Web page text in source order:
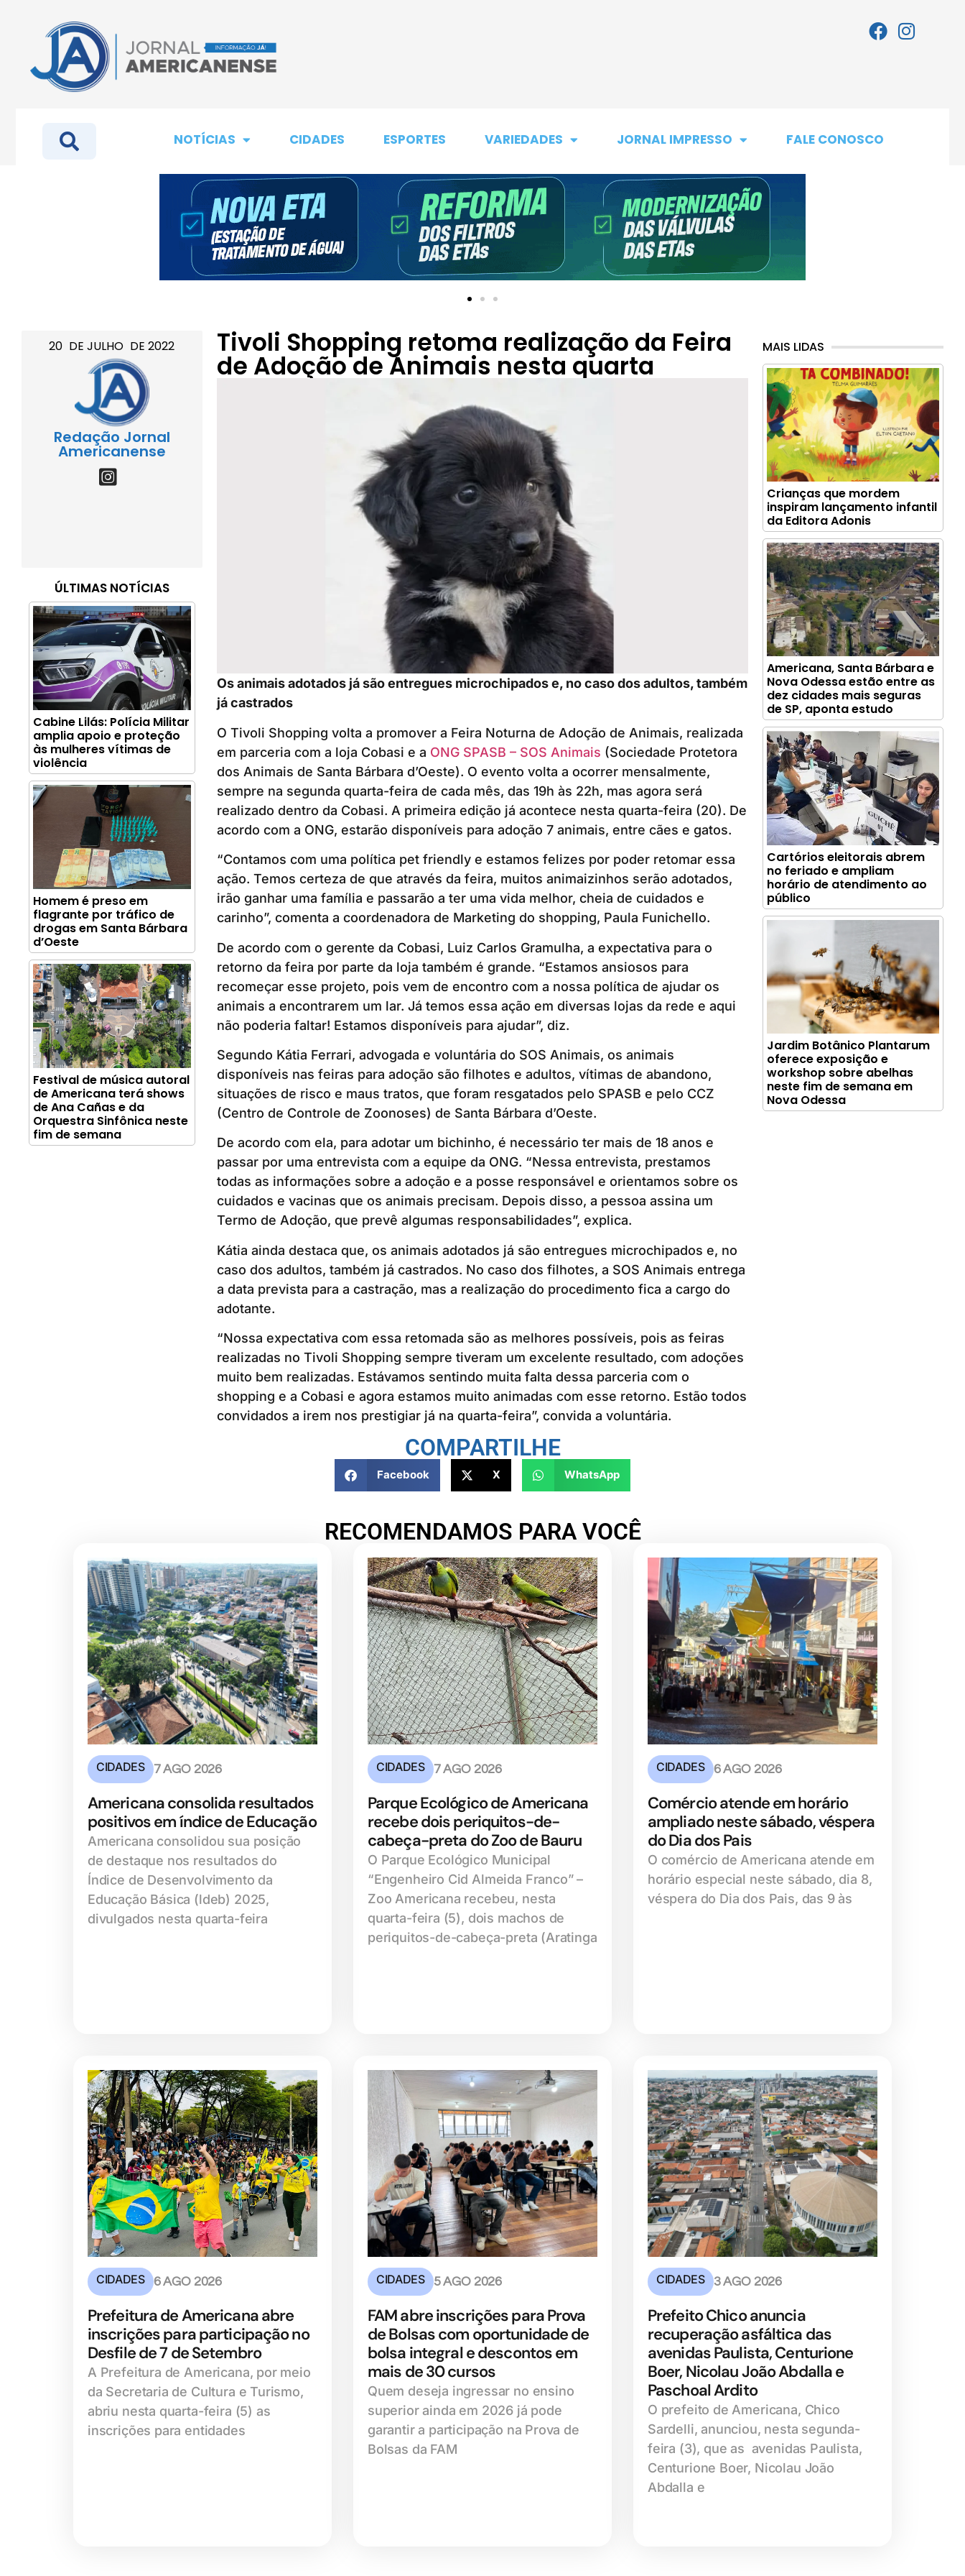
NOTÍCIAS CIDADES ESPORTES VARIEDADES JORNAL IMPRESSO FALE CONOSCO
20 DEJULHO DE2022
Redação Jornal
Americanense
ÚLTIMAS NOTÍCIAS
Cabine Lilás: Polícia Militar
amplia apoio e proteção
às mulheres vítimas de
violência
Homem é preso em
flagrante por tráfico de
drogas em Santa Bárbara
d’Oeste
Festival de música autoral
de Americana terá shows
de Ana Cañas e da
Orquestra Sinfônica neste
fim de semana
Tivoli Shopping retoma realização da Feira
de Adoção de Animais nesta quarta
Os animais adotados já são entregues microchipados e, no caso dos adultos, também
já castrados
O Tivoli Shopping volta a promover a Feira Noturna de Adoção de Animais, realizada
em parceria com a loja Cobasi e a ONG SPASB – SOS Animais (Sociedade Protetora
dos Animais de Santa Bárbara d’Oeste). O evento volta a ocorrer mensalmente,
sempre na segunda quarta-feira de cada mês, das 19h às 22h, mas agora será
realizado dentro da Cobasi. A primeira edição já acontece nesta quarta-feira (20). De
acordo com a ONG, estarão disponíveis para adoção 7 animais, entre cães e gatos.
“Contamos com uma política pet friendly e estamos felizes por poder retomar essa
ação. Temos certeza de que através da feira, muitos animaizinhos serão adotados,
irão ganhar uma família e passarão a ter uma vida melhor, cheia de cuidados e
carinho”, comenta a coordenadora de Marketing do shopping, Paula Funichello.
De acordo com o gerente da Cobasi, Luiz Carlos Gramulha, a expectativa para o
retorno da feira por parte da loja também é grande. “Estamos ansiosos para
recomeçar esse projeto, pois vem de encontro com a nossa política de ajudar os
animais a encontrarem um lar. Já temos essa ação em diversas lojas da rede e aqui
não poderia faltar! Estamos disponíveis para ajudar”, diz.
Segundo Kátia Ferrari, advogada e voluntária do SOS Animais, os animais
disponíveis nas feiras para adoção são filhotes e adultos, vítimas de abandono,
situações de risco e maus tratos, que foram resgatados pelo SPASB e pelo CCZ
(Centro de Controle de Zoonoses) de Santa Bárbara d’Oeste.
De acordo com ela, para adotar um bichinho, é necessário ter mais de 18 anos e
passar por uma entrevista com a equipe da ONG. “Nessa entrevista, prestamos
todas as informações sobre a adoção e a posse responsável e orientamos sobre os
cuidados e vacinas que os animais precisam. Depois disso, a pessoa assina um
Termo de Adoção, que prevê algumas responsabilidades”, explica.
Kátia ainda destaca que, os animais adotados já são entregues microchipados e, no
caso dos adultos, também já castrados. No caso dos filhotes, a SOS Animais entrega
a data prevista para a castração, mas a realização do procedimento fica a cargo do
adotante.
“Nossa expectativa com essa retomada são as melhores possíveis, pois as feiras
realizadas no Tivoli Shopping sempre tiveram um excelente resultado, com adoções
muito bem realizadas. Estávamos sentindo muita falta dessa parceria com o
shopping e a Cobasi e agora estamos muito animadas com esse retorno. Estão todos
convidados a irem nos prestigiar já na quarta-feira”, convida a voluntária.
COMPARTILHE
Facebook X WhatsApp
MAIS LIDAS
Crianças que mordem
inspiram lançamento infantil
da Editora Adonis
Americana, Santa Bárbara e
Nova Odessa estão entre as
dez cidades mais seguras
de SP, aponta estudo
Cartórios eleitorais abrem
no feriado e ampliam
horário de atendimento ao
público
Jardim Botânico Plantarum
oferece exposição e
workshop sobre abelhas
neste fim de semana em
Nova Odessa
RECOMENDAMOS PARA VOCÊ
CIDADES 7 AGO 2026
Americana consolida resultados
positivos em índice de Educação
Americana consolidou sua posição
de destaque nos resultados do
Índice de Desenvolvimento da
Educação Básica (ldeb) 2025,
divulgados nesta quarta-feira
CIDADES 7 AGO 2026
Parque Ecológico de Americana
recebe dois periquitos-de-
cabeça-preta do Zoo de Bauru
O Parque Ecológico Municipal
“Engenheiro Cid Almeida Franco” –
Zoo Americana recebeu, nesta
quarta-feira (5), dois machos de
periquitos-de-cabeça-preta (Aratinga
CIDADES 6 AGO 2026
Comércio atende em horário
ampliado neste sábado, véspera
do Dia dos Pais
O comércio de Americana atende em
horário especial neste sábado, dia 8,
véspera do Dia dos Pais, das 9 às
CIDADES 6 AGO 2026
Prefeitura de Americana abre
inscrições para participação no
Desfile de 7 de Setembro
A Prefeitura de Americana, por meio
da Secretaria de Cultura e Turismo,
abriu nesta quarta-feira (5) as
inscrições para entidades
CIDADES 5 AGO 2026
FAM abre inscrições para Prova
de Bolsas com oportunidade de
bolsa integral e descontos em
mais de 30 cursos
Quem deseja ingressar no ensino
superior ainda em 2026 já pode
garantir a participação na Prova de
Bolsas da FAM
CIDADES 3 AGO 2026
Prefeito Chico anuncia
recuperação asfáltica das
avenidas Paulista, Centurione
Boer, Nicolau João Abdalla e
Paschoal Ardito
O prefeito de Americana, Chico
Sardelli, anunciou, nesta segunda-
feira (3), que as avenidas Paulista,
Centurione Boer, Nicolau João
Abdalla e